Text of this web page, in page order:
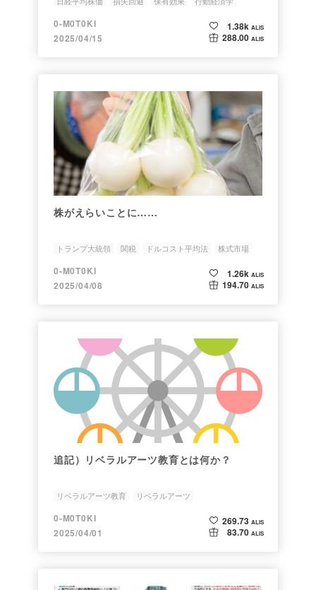
0-M0T0KI
2025/04/15
1.38k ALIS
288.00 ALIS
株がえらいことに……
トランプ大統領 関税 ドルコスト平均法
株式市場
株式投資
0-M0T0KI
2025/04/08
1.26k ALIS
194.70 ALIS
追記）リベラルアーツ教育とは何か？
リベラルアーツ教育
リベラルアーツ
知らないことを知らない
0-M0T0KI
2025/04/01
269.73 ALIS
83.70 ALIS